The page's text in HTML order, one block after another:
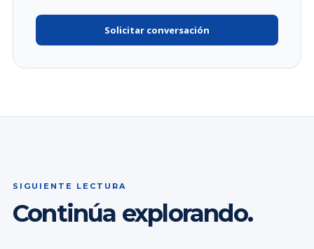
Solicitar conversación
SIGUIENTE LECTURA
Continúa explorando.